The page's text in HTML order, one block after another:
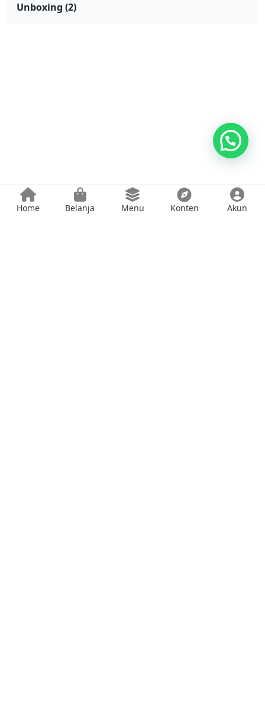
Unboxing (2)
Home Belanja Menu Konten Akun